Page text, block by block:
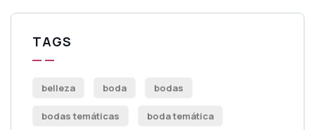
TAGS
belleza boda bodas
bodas temáticas boda temática